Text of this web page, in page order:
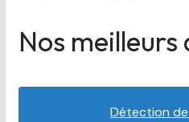
Nos meilleurs
Détection de